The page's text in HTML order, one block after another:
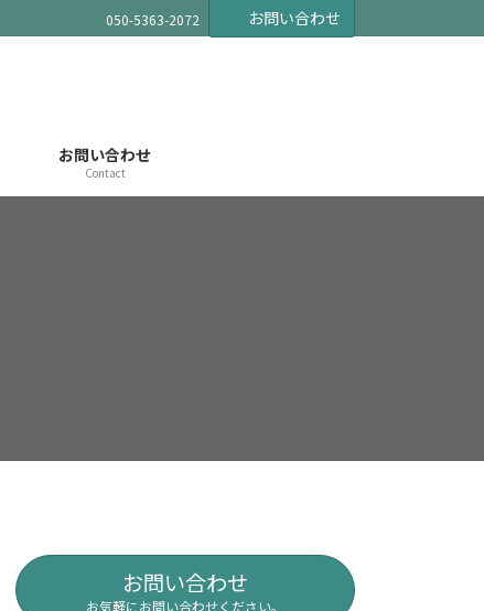
050-5363-2072 お問い合わせ
お問い合わせ
Contact
お問い合わせ
お気軽にお問い合わせください。